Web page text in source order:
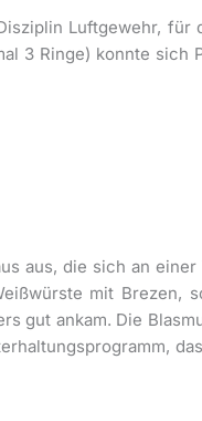
Luftgewehr,
3 Ringe) konnte sich
aus, die sich an
mit Brezen,
gut ankam. Die